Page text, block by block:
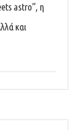
astro”, η
και